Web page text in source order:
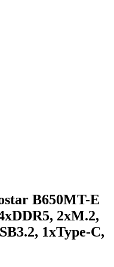
B650MT-E
2xM.2,
1xType-C,